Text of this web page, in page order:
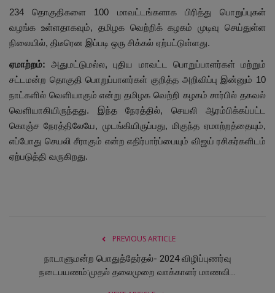
234 தொகுதிகளை 100 மாவட்டங்களாக பிரித்து பொறுப்புகள்
வழங்க உள்ளதாகவும், தமிழக வெற்றிக் கழகம் முடிவு செய்துள்ள
நிலையில், திடீரென இப்படி ஒரு சிக்கல் ஏற்பட்டுள்ளது.
ஏமாற்றம்: அதுமட்டுமல்ல, புதிய மாவட்ட பொறுப்பாளர்கள் மற்றும்
சட்டமன்ற தொகுதி பொறுப்பாளர்கள் குறித்த அறிவிப்பு இன்னும் 10
நாட்களில் வெளியாகும் என்று தமிழக வெற்றி கழகம் சார்பில் தகவல்
வெளியாகியிருந்தது. இந்த நேரத்தில், செயலி ஆரம்பிக்கப்பட்ட
கொஞ்ச நேரத்திலேயே, முடங்கியிருப்பது, மிகுந்த ஏமாற்றத்தையும்,
எப்போது செயலி சீராகும் என்ற எதிர்பார்ப்பையும் விஜய் ரசிகர்களிடம்
ஏற்படுத்தி வருகிறது.
PREVIOUS ARTICLE
நாடாளுமன்ற பொதுத்தேர்தல்- 2024 விழிப்புணர்வு
நடைபயணம்:முதல் தலைமுறை வாக்காளர் மாணவி...